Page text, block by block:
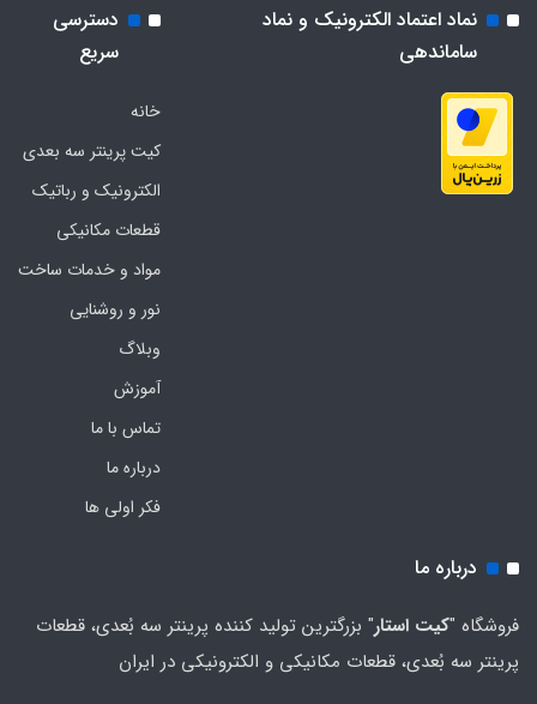
نماد اعتماد الکترونیک و نماد
ساماندهی
دسترسی
سریع
خانه
کیت پرینتر سه بعدی
الکترونیک و رباتیک
قطعات مکانیکی
مواد و خدمات ساخت
نور و روشنایی
وبلاگ
آموزش
تماس با ما
درباره ما
فکر اولی ها
درباره ما
فروشگاه "کیت استار" بزرگترین تولید کننده پرینتر سه بُعدی، قطعات
پرینتر سه بُعدی، قطعات مکانیکی و الکترونیکی در ایران